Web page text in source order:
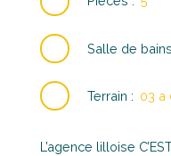
Salle de bains
Terrain : 03 a
L’agence lilloise